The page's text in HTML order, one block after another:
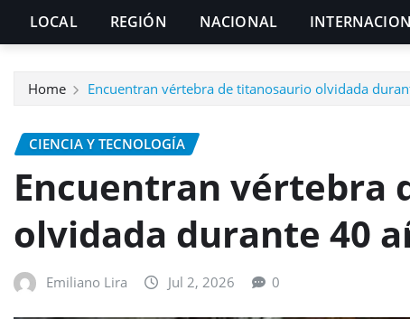
LOCAL REGIÓN NACIONAL
Home Encuentran vértebra de titanosaurio olvidada
CIENCIA Y TECNOLOGÍA
Encuentran vértebra
olvidada durante 40
Emiliano Lira Jul 2, 2026 0